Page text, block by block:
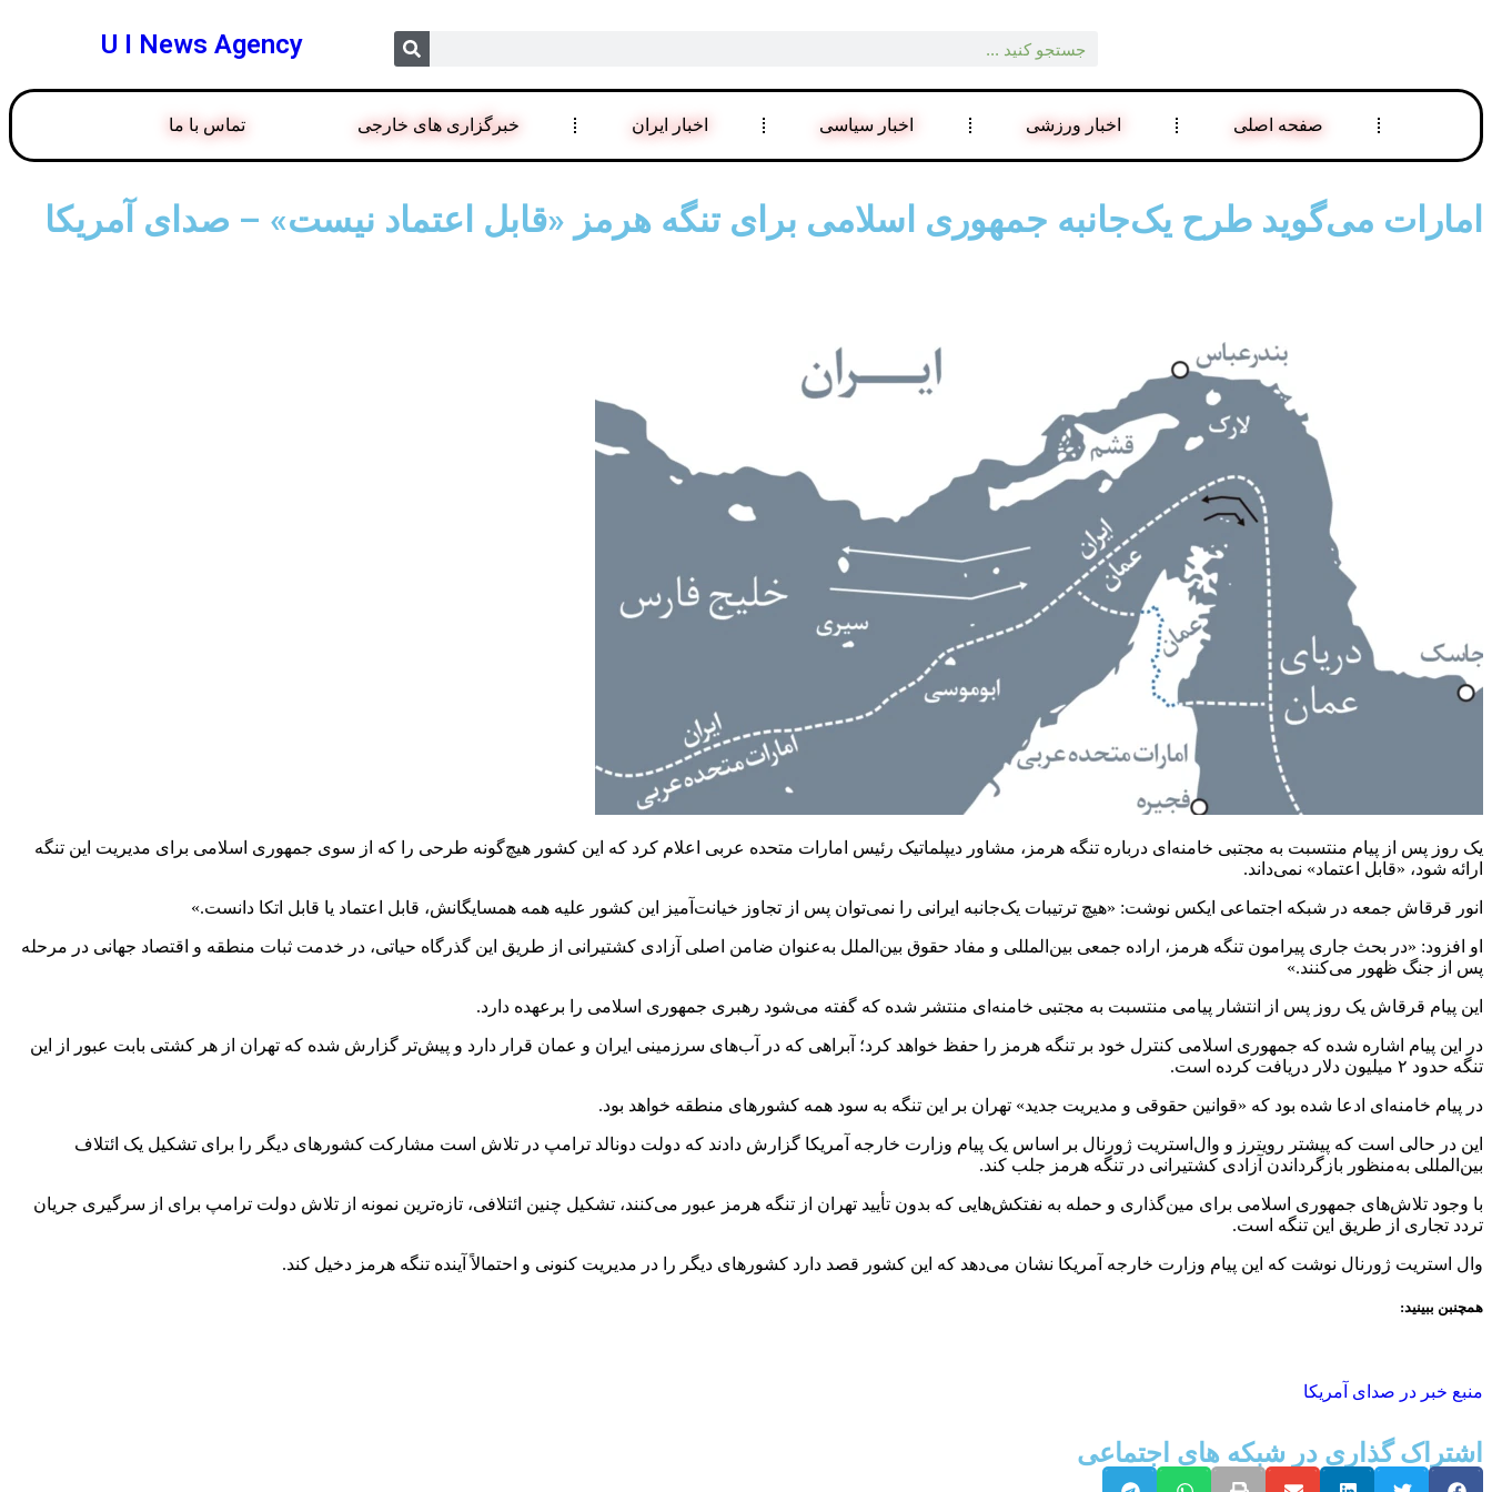
U I News Agency
صفحه اصلی اخبار ورزشی اخبار سیاسی اخبار ایران خبرگزاری های خارجی تماس با ما
امارات می‌گوید طرح‌ یک‌جانبه جمهوری اسلامی برای تنگه هرمز «قابل اعتماد نیست» – صدای آمریکا
یک روز پس از پیام منتسبت به مجتبی خامنه‌ای درباره تنگه هرمز، مشاور دیپلماتیک رئیس امارات متحده عربی اعلام کرد که این کشور هیچ‌گونه طرحی را که از سوی جمهوری اسلامی برای مدیریت این تنگه
ارائه شود، «قابل اعتماد» نمی‌داند.
انور قرقاش جمعه در شبکه اجتماعی ایکس نوشت: «هیچ ترتیبات یک‌جانبه ایرانی را نمی‌توان پس از تجاوز خیانت‌آمیز این کشور علیه همه همسایگانش، قابل اعتماد یا قابل اتکا دانست.»
او افزود: «در بحث جاری پیرامون تنگه هرمز، اراده جمعی بین‌المللی و مفاد حقوق بین‌الملل به‌عنوان ضامن اصلی آزادی کشتیرانی از طریق این گذرگاه حیاتی، در خدمت ثبات منطقه و اقتصاد جهانی در مرحله
پس از جنگ ظهور می‌کنند.»
این پیام قرقاش یک روز پس از انتشار پیامی منتسبت به مجتبی خامنه‌ای منتشر شده که گفته می‌شود رهبری جمهوری اسلامی را برعهده دارد.
در این پیام اشاره شده که جمهوری اسلامی کنترل خود بر تنگه هرمز را حفظ خواهد کرد؛ آبراهی که در آب‌های سرزمینی ایران و عمان قرار دارد و پیش‌تر گزارش شده که تهران از هر کشتی‌ بابت عبور از این
تنگه حدود ۲ میلیون دلار دریافت ‌کرده است.
در پیام خامنه‌ای ادعا شده بود که «قوانین حقوقی و مدیریت جدید» تهران بر این تنگه به سود همه کشورهای منطقه خواهد بود.
این در حالی است که پیشتر رویترز و وال‌استریت ژورنال بر اساس یک پیام وزارت خارجه آمریکا گزارش دادند که دولت دونالد ترامپ در تلاش است مشارکت کشورهای دیگر را برای تشکیل یک ائتلاف
بین‌المللی به‌منظور بازگرداندن آزادی کشتیرانی در تنگه هرمز جلب کند.
با وجود تلاش‌های جمهوری اسلامی برای مین‌گذاری و حمله به نفتکش‌هایی که بدون تأیید تهران از تنگه هرمز عبور می‌کنند، تشکیل چنین ائتلافی، تازه‌ترین نمونه از تلاش دولت ترامپ برای از سرگیری جریان
تردد تجاری از طریق این تنگه است.
وال استریت ژورنال نوشت که این پیام وزارت خارجه آمریکا نشان می‌دهد که این کشور قصد دارد کشورهای دیگر را در مدیریت کنونی و احتمالاً آینده تنگه هرمز دخیل کند.
همچنبن ببینید:
منبع خبر در صدای آمریکا
اشتراک گذاری در شبکه های اجتماعی